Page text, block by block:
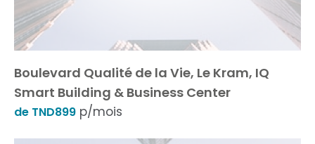
Boulevard Qualité de la Vie, Le Kram, IQ
Smart Building & Business Center
de TND899 p/mois